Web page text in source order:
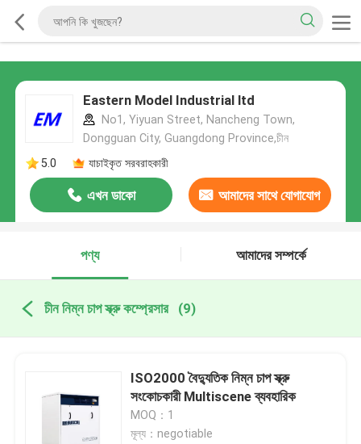
Eastern Model Industrial ltd
No1, Yiyuan Street, Nancheng Town,
Dongguan City, Guangdong Province,চীন
5.0
যাচাইকৃত সরবরাহকারী
এখন ডাকো আমাদের সাথে যোগাযোগ
পণ্য
আমাদের সম্পর্কে
চীন নিম্ন চাপ স্ক্রু কম্প্রেসার (9)
ISO2000 বৈদ্যুতিক নিম্ন চাপ স্ক্রু
সংকোচকারী Multiscene ব্যবহারিক
MOQ：1
মূল্য：negotiable